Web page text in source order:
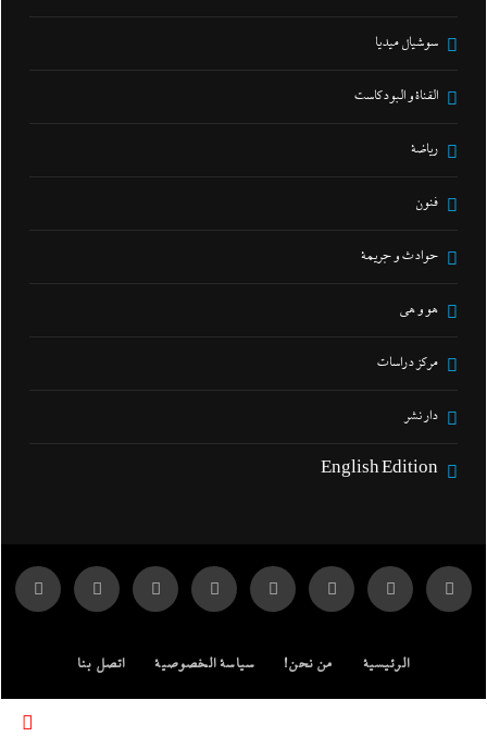
سوشيال ميديا
القناة و البودكاست
رياضة
فنون
حوادث و جريمة
هو و هي
مركز دراسات
دار نشر
English Edition
الرئيسية من نحن! سياسة الخصوصية اتصل بنا